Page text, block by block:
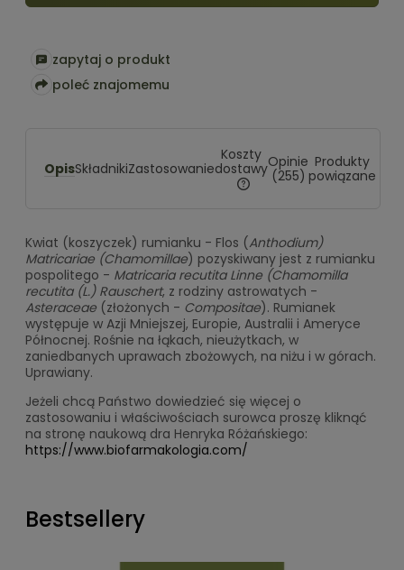
zapytaj o produkt
poleć znajomemu
OpisSkładnikiZastosowanie
Koszty
dostawyOpinie
(255)
Produkty
powiązane
Kwiat (koszyczek) rumianku - Flos (Anthodium)
Matricariae (Chamomillae) pozyskiwany jest z rumianku
pospolitego - Matricaria recutita Linne (Chamomilla
recutita (L.) Rauschert, z rodziny astrowatych -
Asteraceae (złożonych - Compositae). Rumianek
występuje w Azji Mniejszej, Europie, Australii i Ameryce
Północnej. Rośnie na łąkach, nieużytkach, w
zaniedbanych uprawach zbożowych, na niżu i w górach.
Uprawiany.
Jeżeli chcą Państwo dowiedzieć się więcej o
zastosowaniu i właściwościach surowca proszę kliknąć
na stronę naukową dra Henryka Różańskiego:
https://www.biofarmakologia.com/
Bestsellery